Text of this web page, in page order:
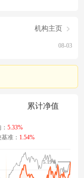
机构主页
08-03
累计净值
5.33%
准： 1.54%
5.19%